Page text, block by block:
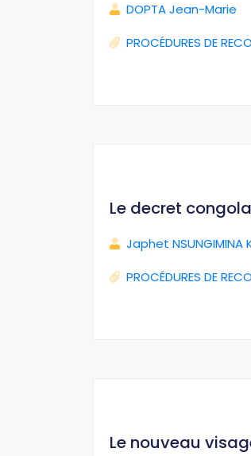
DOPTA Jean-Marie
PROCÉDURES DE
Le decret
Japhet NSUNGIMINA
PROCÉDURES DE
Le nouveau